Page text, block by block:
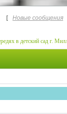
[ Новые сообщения
в детский сад г.